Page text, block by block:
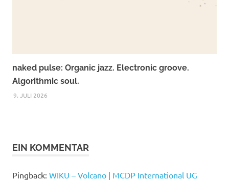
naked pulse: Organic jazz. Electronic groove.
Algorithmic soul.
9. JULI 2026
EIN KOMMENTAR
Pingback: WIKU – Volcano | MCDP International UG